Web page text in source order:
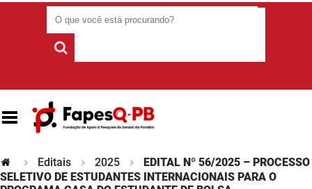
Agricultura Familiar e Desenvolvimento do Semiárido
Casa Civil do Governador
Comunicação Institucional
Controladoria Geral do Estado
ARPB
Codata
O que você está procurando?
Editais 2025
EDITAL Nº 56/2025 – PROCESSO
SELETIVO DE ESTUDANTES INTERNACIONAIS PARA O